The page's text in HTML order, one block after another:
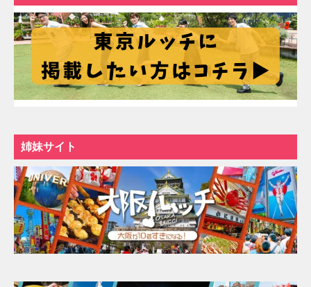
姉妹サイト